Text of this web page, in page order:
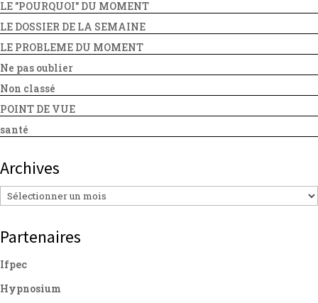
LE "POURQUOI" DU MOMENT
LE DOSSIER DE LA SEMAINE
LE PROBLEME DU MOMENT
Ne pas oublier
Non classé
POINT DE VUE
santé
Archives
Archives
Partenaires
Ifpec
Hypnosium